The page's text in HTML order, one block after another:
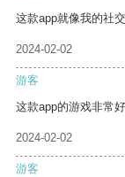
这款app就像我的社
2024-02-02
游客
这款app的游戏非常
2024-02-02
游客